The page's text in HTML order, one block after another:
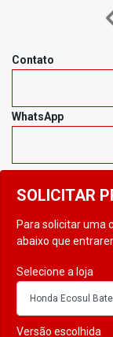
SOLICITAR
Para solicitar uma
abaixo que
Versão escolhida